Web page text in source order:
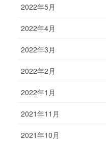
2022年5月
2022年4月
2022年3月
2022年2月
2022年1月
2021年11月
2021年10月